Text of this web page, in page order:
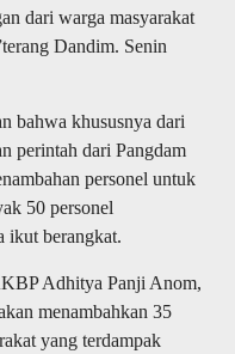
dari warga masyarakat
Dandim. Senin
bahwa khususnya dari
perintah dari Pangdam
personel untuk
50 personel
ikut berangkat.
Adhitya Panji Anom,
menambahkan 35
yang terdampak